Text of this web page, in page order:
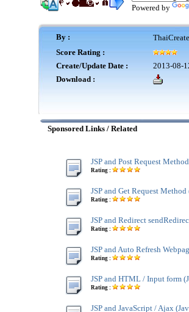
Powered by
By :
Score Rating :
Create/Update Date :
2013-08-
Download :
Sponsored Links / Related
JSP and Post Request
Rating :
JSP and Get Request Method
Rating :
JSP and Redirect
Rating :
JSP and Auto Refresh
Rating :
JSP and HTML / Input form
Rating :
JSP and JavaScript / Ajax